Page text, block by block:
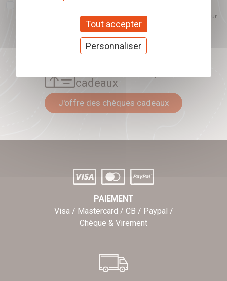
J'accepte que l'ouverture des newsletters soit mesurée, afin de mieux
proposés. Ce choix est modifiable à tout moment et reste sans incidence sur
cadeaux
J'offre des chèques cadeaux
PAIEMENT
Visa / Mastercard / CB / Paypal /
Chèque & Virement
Tout accepter
Personnaliser